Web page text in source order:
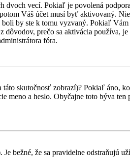
dvoch vecí. Pokiaľ je povolená
Váš účet musí byť aktivovaný.
by ste k tomu vyzvaný. Pokiaľ Vám
dôvodov, prečo sa aktivácia používa,
fóra.
skutočnosť zobrazí)? Pokiaľ áno,
meno a heslo. Obyčajne toto býva
bežné, že sa pravidelne odstraňujú